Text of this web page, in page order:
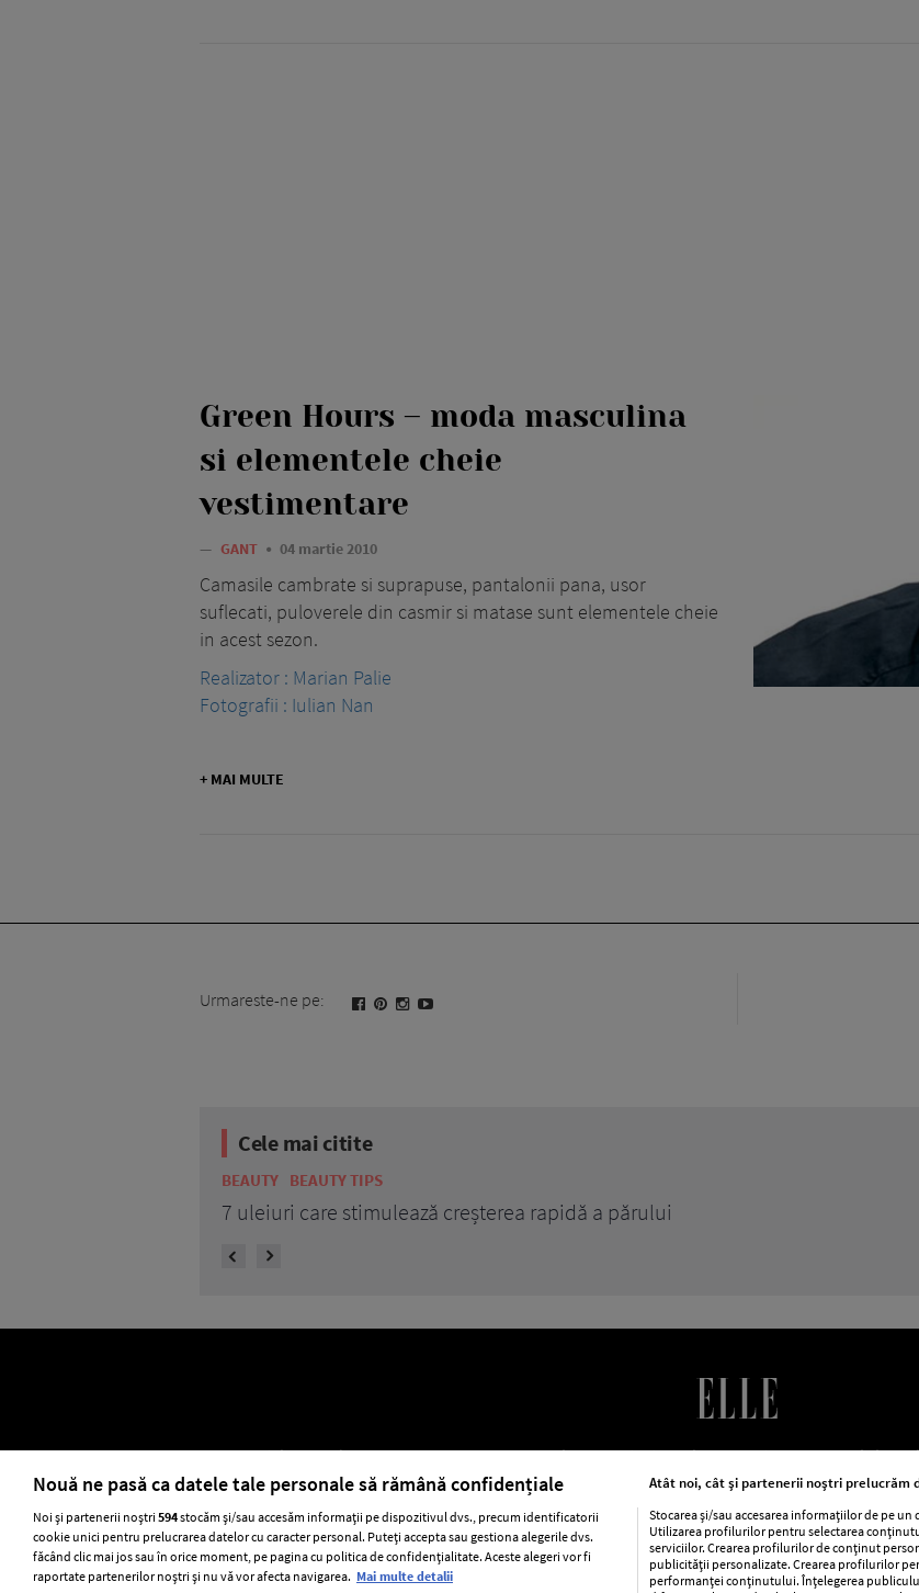
Green Hours – moda masculina
si elementele cheie
vestimentare
— GANT 04 martie 2010
Camasile cambrate si suprapuse, pantalonii pana, usor
suflecati, puloverele din casmir si matase sunt elementele cheie
in acest sezon.
Realizator : Marian Palie
Fotografii : Iulian Nan
+ MAI MULTE
Urmareste-ne pe:
Cele mai citite
BEAUTY BEAUTY TIPS
7 uleiuri care stimulează creșterea rapidă a părului
ELLE Style Awards 2024 Despre ELLE Romania Contact Abonamente Termeni si
cookies
Publicitate
Stiri GSP Unica Baby Libertatea pentru femei Viva
Pariază responsabil! Decizia ONJN nr. 821/
Nouă ne pasă ca datele tale personale să rămână confidențiale
Noi și partenerii noștri 594stocăm și/sau accesăm informații pe dispozitivul dvs., precum identificatorii
cookie unici pentru prelucrarea datelor cu caracter personal. Puteți accepta sau gestiona alegerile dvs.
făcând clic mai jos sau în orice moment, pe pagina cu politica de confidențialitate. Aceste alegeri vor fi
raportate partenerilor noștri și nu vă vor afecta navigarea. Mai multe detalii
Atât noi, cât și partenerii noștri prelucrăm
Stocarea și/sau accesarea informațiilor de pe
Utilizarea profilurilor pentru selectarea
serviciilor. Crearea profilurilor de conținut
publicității personalizate. Crearea profilurilor
performanței conținutului. Înțelegerea